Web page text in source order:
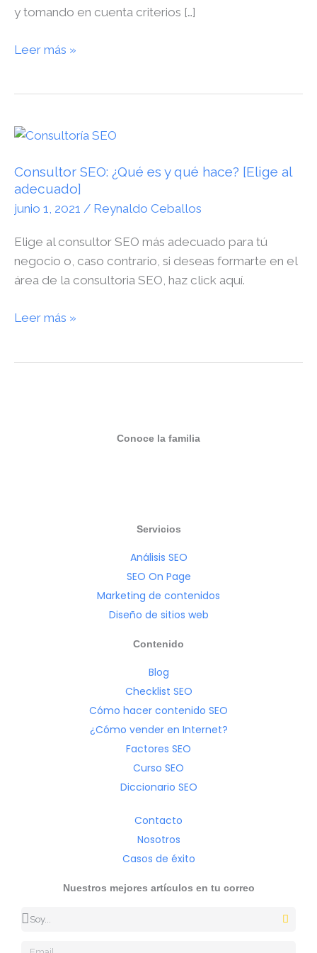
y tomando en cuenta criterios […]
Leer más »
Consultor SEO: ¿Qué es y qué hace? [Elige al
adecuado]
junio 1, 2021 / Reynaldo Ceballos
Elige al consultor SEO más adecuado para tú
negocio o, caso contrario, si deseas formarte en el
área de la consultoria SEO, haz click aquí.
Consultor
¿Qué
es
y
hace?
[Elige
al
Leer más »
Conoce la familia
Servicios
Análisis SEO
SEO On Page
Marketing de contenidos
Diseño de sitios web
Contenido
Blog
Checklist SEO
Cómo hacer contenido SEO
¿Cómo vender en Internet?
Factores SEO
Curso SEO
Diccionario SEO
Contacto
Nosotros
Casos de éxito
Nuestros mejores artículos en tu correo
Ocupación
Email